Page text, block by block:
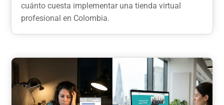
cuánto cuesta implementar una tienda virtual
profesional en Colombia.